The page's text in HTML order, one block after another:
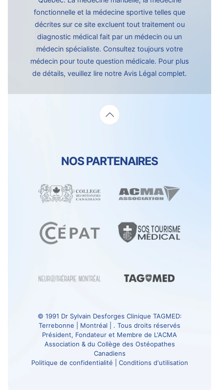
fonctionnelle et la médecine sportive telles que
décrites sur ce site excluent tout traitement ou
diagnostic médical fait par un médecin ou un
médecin spécialiste. Consultez toujours votre
médecin pour toute question médicale. Pour plus
de détails, veuillez lire notre Avis Légal complet.
NOS PARTENAIRES
© 1991 Dr Sylvain Desforges Clinique TAGMED:
Terrebonne | Montréal | . Tous droits réservés
Président, Fondateur et Membre de L'ACMA
Association & du Collège des Ostéopathes
Canadiens
Politique de confidentialité
Conditions d'utilisation